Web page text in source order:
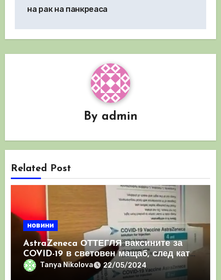
на рак на панкреаса
By admin
Related Post
новини
AstraZeneca ОТТЕГЛЯ ваксините за
COVID-19 в световен мащаб, след като
призна, че те причиняват КРЪВНИ
съсиреци
Tanya Nikolova 22/05/2024